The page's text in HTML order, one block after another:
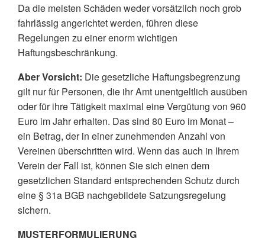
Da die meisten Schäden weder vorsätzlich noch grob
fahrlässig angerichtet werden, führen diese
Regelungen zu einer enorm wichtigen
Haftungsbeschränkung.
Aber Vorsicht: Die gesetzliche Haftungsbegrenzung
gilt nur für Personen, die ihr Amt unentgeltlich ausüben
oder für ihre Tätigkeit maximal eine Vergütung von 960
Euro im Jahr erhalten. Das sind 80 Euro im Monat –
ein Betrag, der in einer zunehmenden Anzahl von
Vereinen überschritten wird. Wenn das auch in Ihrem
Verein der Fall ist, können Sie sich einen dem
gesetzlichen Standard entsprechenden Schutz durch
eine § 31a BGB nachgebildete Satzungsregelung
sichern.
MUSTERFORMULIERUNG